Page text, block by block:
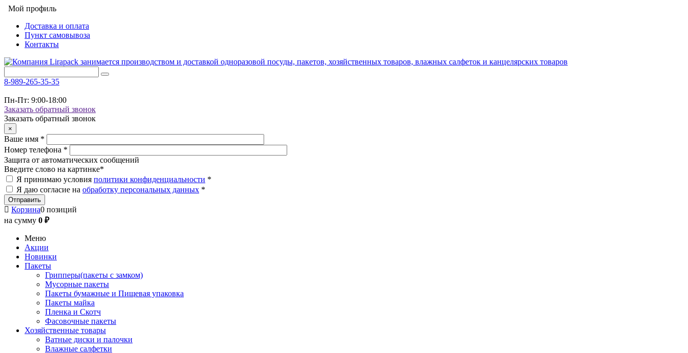
Мой профиль
Доставка и оплата
Пункт самовывоза
Контакты
8-989-265-35-35
Пн-Пт: 9:00-18:00
Заказать обратный звонок
Заказать обратный звонок
×
Ваше имя *
Номер телефона *
Защита от автоматических сообщений
Введите слово на картинке*
Я принимаю условия политики конфиденциальности *
Я даю согласие на обработку персональных данных *
Корзина0 позиций
на сумму 0 ₽
Меню
Акции
Новинки
Пакеты
Грипперы(пакеты с замком)
Мусорные пакеты
Пакеты бумажные и Пищевая упаковка
Пакеты майка
Пленка и Скотч
Фасовочные пакеты
Хозяйственные товары
Ватные диски и палочки
Влажные салфетки